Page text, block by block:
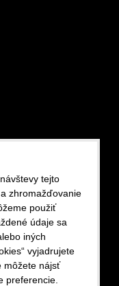
tejto
zhromažďovanie
použiť
údaje sa
iných
vyjadrujete
môžete nájsť
preferencie.